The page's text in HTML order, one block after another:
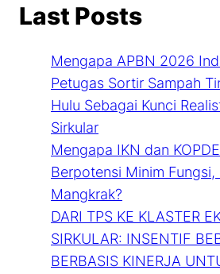
Last Posts
Mengapa APBN 2026
Petugas Sortir Sampah
Hulu Sebagai Kunci
Sirkular
Mengapa IKN dan
Berpotensi Minim Fungsi,
Mangkrak?
DARI TPS KE KLASTER
SIRKULAR: INSENTIF
BERBASIS KINERJA